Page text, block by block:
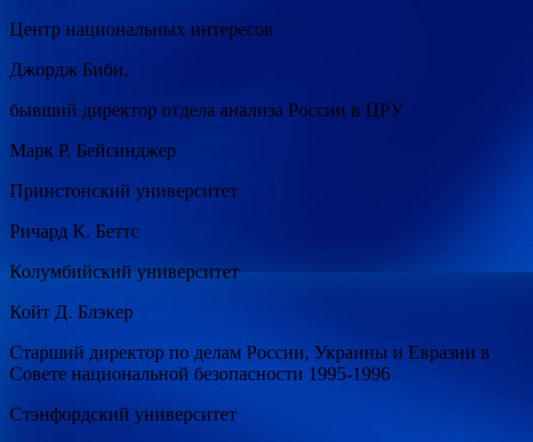
Центр национальных интересов
Джордж Биби,
бывший директор отдела анализа России в ЦРУ
Марк Р. Бейсинджер
Принстонский университет
Ричард К. Беттс
Колумбийский университет
Койт Д. Блэкер
Старший директор по делам России, Украины и Евразии в
Совете национальной безопасности 1995-1996
Стэнфордский университет